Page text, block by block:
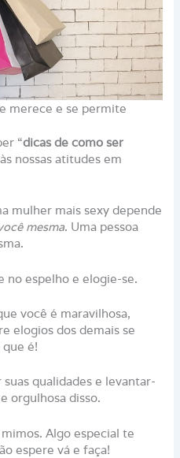
merece e se permite
“dicas de como ser
nossas atitudes em
mulher mais sexy depende
mesma. Uma pessoa
no espelho e elogie-se.
você é maravilhosa,
elogios dos demais se
é!
qualidades e levantar-
orgulhosa disso.
Algo especial te
espere vá e faça!